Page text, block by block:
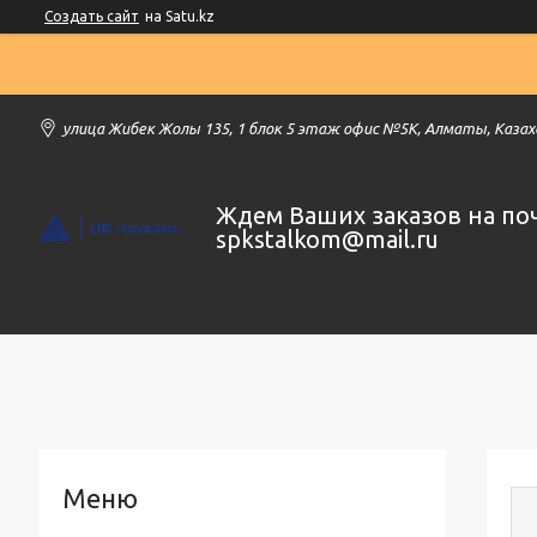
Создать сайт на Satu.kz
улица Жибек Жолы 135, 1 блок 5 этаж офис №5К, Алматы,
Ждем Ваших заказов на
spkstalkom@mail.ru